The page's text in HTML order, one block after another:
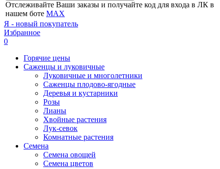
Отслеживайте Ваши заказы и получайте код для входа в ЛК в
нашем боте MAX
Я - новый покупатель
Избранное
0
Горячие цены
Саженцы и луковичные
Луковичные и многолетники
Саженцы плодово-ягодные
Деревья и кустарники
Розы
Лианы
Хвойные растения
Лук-севок
Комнатные растения
Семена
Семена овощей
Семена цветов